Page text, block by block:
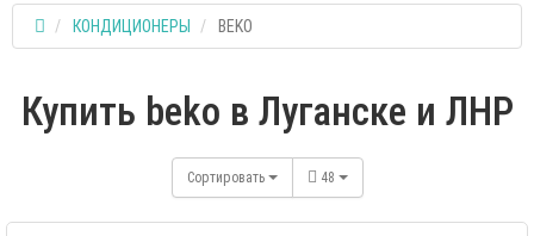
КОНДИЦИОНЕРЫ BEKO
Купить beko в Луганске и ЛНР
Сортировать 48